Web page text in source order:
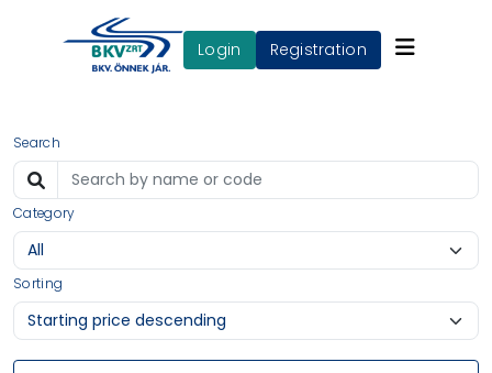
login Registration
Search
Category
Sorting